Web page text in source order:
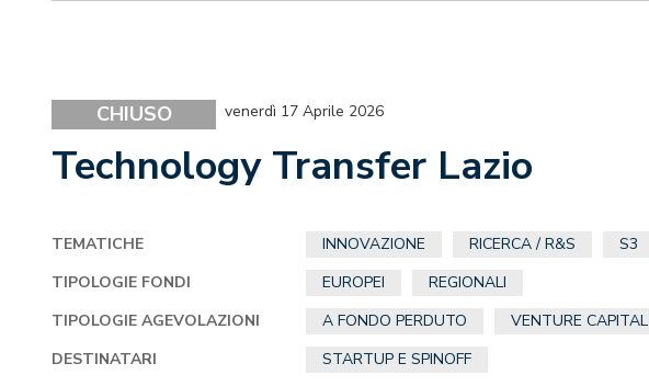
CHIUSO venerdì 17 Aprile 2026
Technology Transfer Lazio
TEMATICHE INNOVAZIONE RICERCA / R&S
S3
TIPOLOGIE FONDI
EUROPEI
REGIONALI
TIPOLOGIE AGEVOLAZIONI
A FONDO PERDUTO
VENTURE CAPITAL
DESTINATARI
STARTUP E SPINOFF